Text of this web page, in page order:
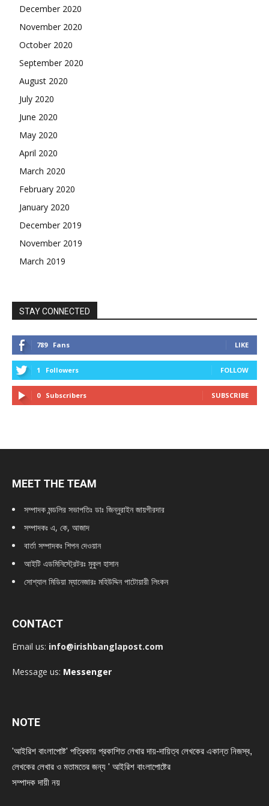
December 2020
November 2020
October 2020
September 2020
August 2020
July 2020
June 2020
May 2020
April 2020
March 2020
February 2020
January 2020
December 2019
November 2019
March 2019
STAY CONNECTED
789 Fans LIKE
1 Followers FOLLOW
0 Subscribers SUBSCRIBE
MEET THE TEAM
সম্পাদক মন্ডলির সভাপতিঃ ডাঃ জিন্নুরাইন জায়গীরদার
সম্পাদকঃ এ, কে, আজাদ
বার্তা সম্পাদকঃ শিপন দেওয়ান
আইটি এডমিনিস্ট্রেটরঃ মুকুল হাসান
সোশ্যাল মিডিয়া ম্যানেজারঃ মহিউদ্দিন পাটোয়ারী লিংকন
CONTACT
Email us: info@irishbanglapost.com
Message us: Messenger
NOTE
'আইরিশ বাংলাপোষ্ট' পত্রিকায় প্রকাশিত লেখার দায়-দায়িত্ব লেখকের একান্ত নিজস্ব,
লেখকের লেখার ও মতামতের জন্য ' আইরিশ বাংলাপোষ্টের
সম্পাদক দায়ী নয়